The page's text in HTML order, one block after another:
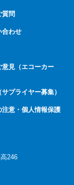
質問
合わせ
意見（エコーカー
プライヤー募集）
注意・個人情報保護
246